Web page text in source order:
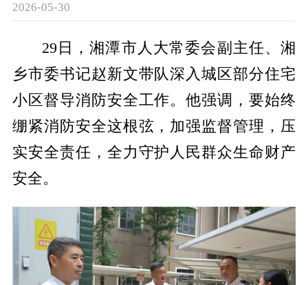
2026-05-30
29日，湘潭市人大常委会副主任、湘
乡市委书记赵新文带队深入城区部分住宅
小区督导消防安全工作。他强调，要始终
绷紧消防安全这根弦，加强监督管理，压
实安全责任，全力守护人民群众生命财产
安全。